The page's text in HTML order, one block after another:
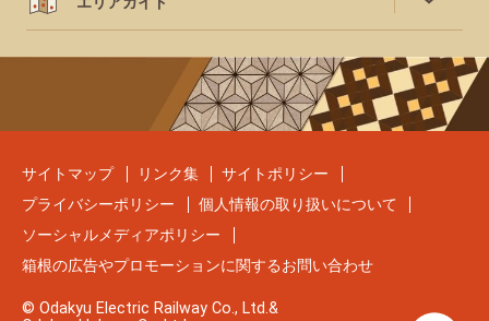
サイトマップ リンク集
サイトポリシー
プライバシーポリシー
個人情報の取り扱いについて
ソーシャルメディアポリシー
箱根の広告やプロモーションに関するお問い合わせ
© Odakyu Electric Railway Co., Ltd.&